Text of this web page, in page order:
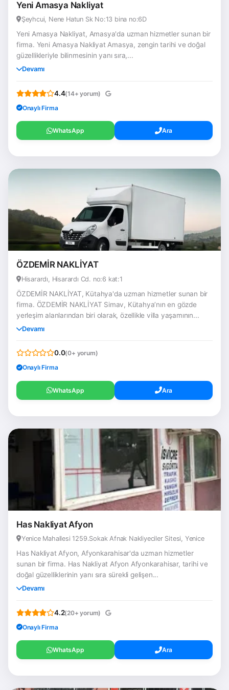
Yeni Amasya Nakliyat
Şeyhcui, Nene Hatun Sk No:13 bina no:6D
Yeni Amasya Nakliyat, Amasya'da uzman hizmetler sunan bir
firma. Yeni Amasya Nakliyat Amasya, zengin tarihi ve doğal
güzellikleriyle bilinmesinin yanı sıra,...
Devamı
4.4(14+ yorum)
Onaylı Firma
WhatsApp Ara
ÖZDEMİR NAKLİYAT
Hisarardı, Hisarardı Cd. no:6 kat:1
ÖZDEMİR NAKLİYAT, Kütahya'da uzman hizmetler sunan bir
firma. ÖZDEMİR NAKLİYAT Simav, Kütahya’nın en gözde
yerleşim alanlarından biri olarak, özellikle villa yaşamının...
Devamı
0.0(0+ yorum)
Onaylı Firma
WhatsApp Ara
Has Nakliyat Afyon
Yenice Mahallesi 1259.Sokak Afnak Nakliyeciler Sitesi, Yenice
Has Nakliyat Afyon, Afyonkarahisar'da uzman hizmetler
sunan bir firma. Has Nakliyat Afyon Afyonkarahisar, tarihi ve
doğal güzelliklerinin yanı sıra sürekli gelişen...
Devamı
4.2(20+ yorum)
Onaylı Firma
WhatsApp Ara